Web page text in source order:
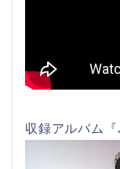
収録アルバム